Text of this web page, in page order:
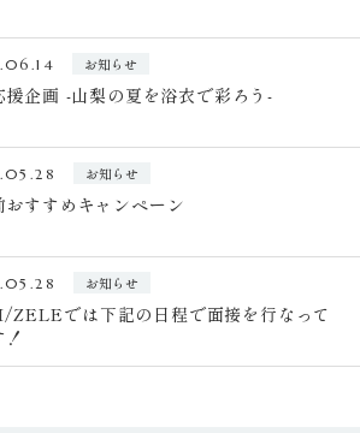
お知らせ
援企画 -山梨の夏を浴衣で彩ろう-
お知らせ
おすすめキャンペーン
お知らせ
では下記の日程で面接を行なって